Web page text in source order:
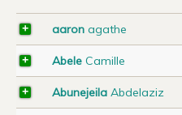
aaron agathe
Abele Camille
Abunejeila Abdelaziz